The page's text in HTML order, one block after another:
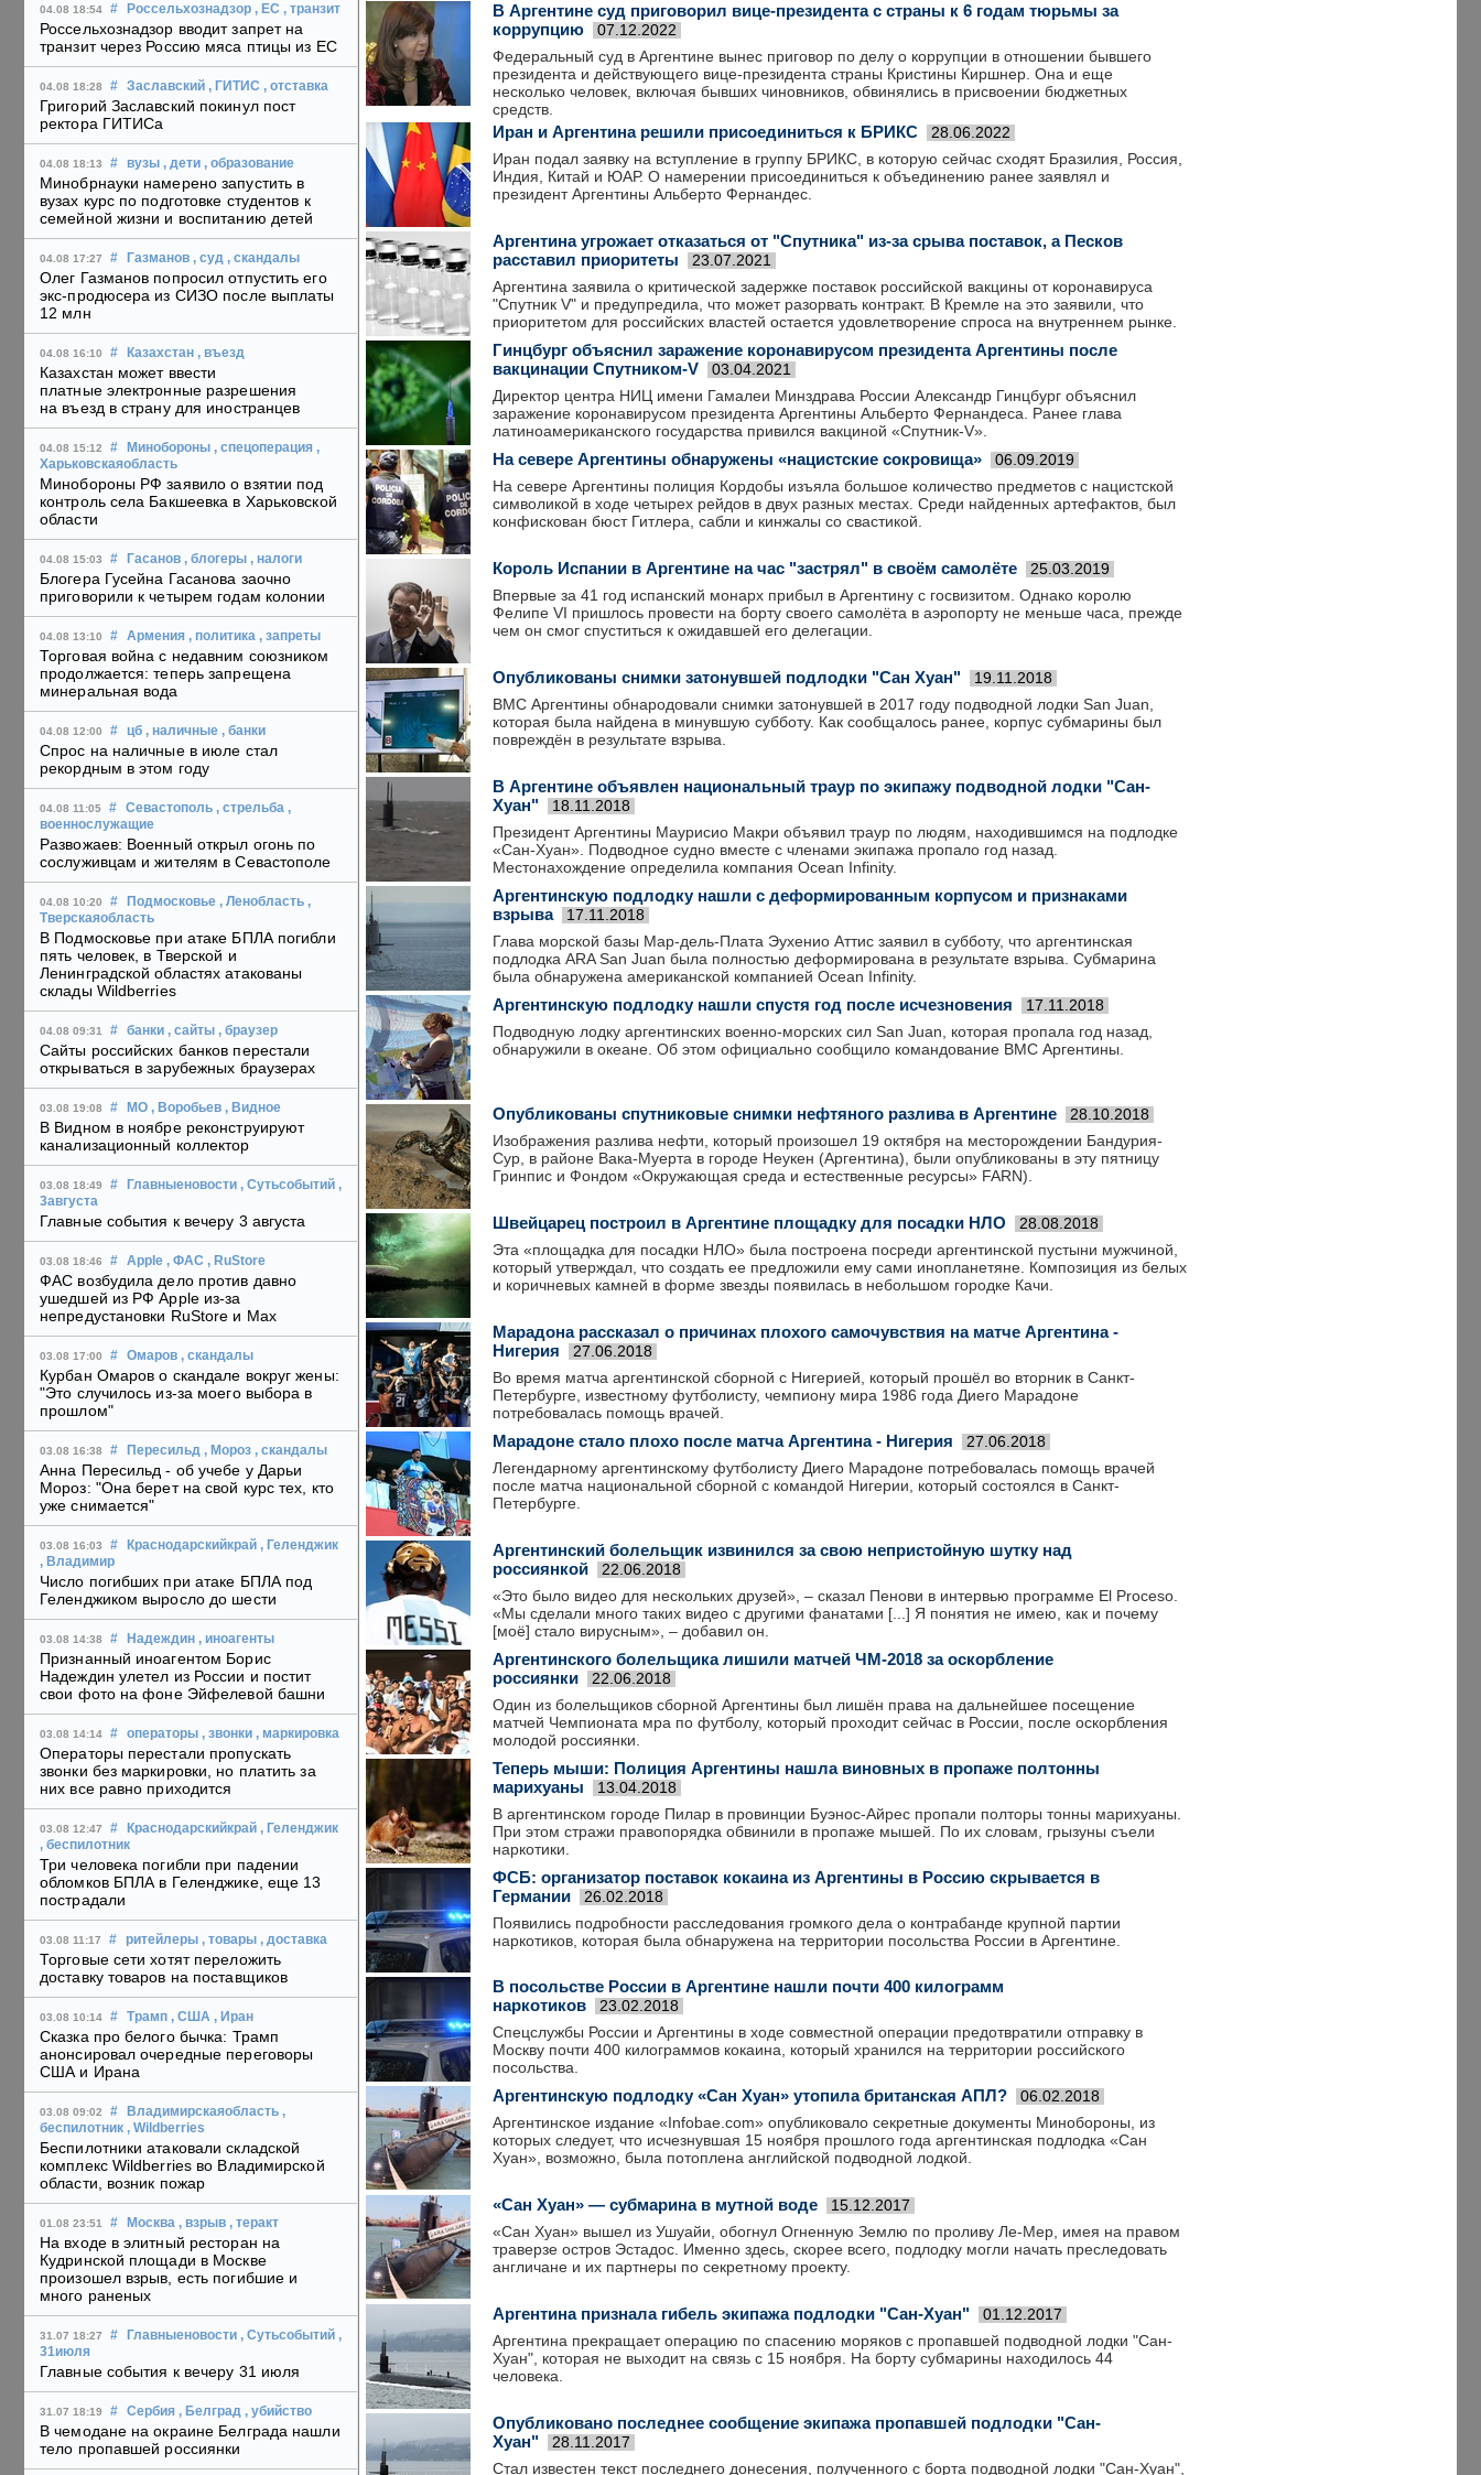
04.08 18:54 # Россельхознадзор , ЕС , транзит
Россельхознадзор вводит запрет на
транзит через Россию мяса птицы из ЕС
04.08 18:28 # Заславский , ГИТИС , отставка
Григорий Заславский покинул пост
ректора ГИТИСа
04.08 18:13 # вузы , дети , образование
Минобрнауки намерено запустить в
вузах курс по подготовке студентов к
семейной жизни и воспитанию детей
04.08 17:27 # Газманов , суд , скандалы
Олег Газманов попросил отпустить его
экс-продюсера из СИЗО после выплаты
12 млн
04.08 16:10 # Казахстан , въезд
Казахстан может ввести
платные электронные разрешения
на въезд в страну для иностранцев
04.08 15:12 # Минобороны , спецоперация ,
Харьковскаяобласть
Минобороны РФ заявило о взятии под
контроль села Бакшеевка в Харьковской
области
04.08 15:03 # Гасанов , блогеры , налоги
Блогера Гусейна Гасанова заочно
приговорили к четырем годам колонии
04.08 13:10 # Армения , политика , запреты
Торговая война с недавним союзником
продолжается: теперь запрещена
минеральная вода
04.08 12:00 # цб , наличные , банки
Спрос на наличные в июле стал
рекордным в этом году
04.08 11:05 # Севастополь , стрельба ,
военнослужащие
Развожаев: Военный открыл огонь по
сослуживцам и жителям в Севастополе
04.08 10:20 # Подмосковье , Ленобласть ,
Тверскаяобласть
В Подмосковье при атаке БПЛА погибли
пять человек, в Тверской и
Ленинградской областях атакованы
склады Wildberries
04.08 09:31 # банки , сайты , браузер
Сайты российских банков перестали
открываться в зарубежных браузерах
03.08 19:08 # МО , Воробьев , Видное
В Видном в ноябре реконструируют
канализационный коллектор
03.08 18:49 # Главныеновости , Сутьсобытий ,
3августа
Главные события к вечеру 3 августа
03.08 18:46 # Apple , ФАС , RuStore
ФАС возбудила дело против давно
ушедшей из РФ Apple из-за
непредустановки RuStore и Max
03.08 17:00 # Омаров , скандалы
Курбан Омаров о скандале вокруг жены:
"Это случилось из-за моего выбора в
прошлом"
03.08 16:38 # Пересильд , Мороз , скандалы
Анна Пересильд - об учебе у Дарьи
Мороз: "Она берет на свой курс тех, кто
уже снимается"
03.08 16:03 # Краснодарскийкрай , Геленджик
, Владимир
Число погибших при атаке БПЛА под
Геленджиком выросло до шести
03.08 14:38 # Надеждин , иноагенты
Признанный иноагентом Борис
Надеждин улетел из России и постит
свои фото на фоне Эйфелевой башни
03.08 14:14 # операторы , звонки , маркировка
Операторы перестали пропускать
звонки без маркировки, но платить за
них все равно приходится
03.08 12:47 # Краснодарскийкрай , Геленджик
, беспилотник
Три человека погибли при падении
обломков БПЛА в Геленджике, еще 13
пострадали
03.08 11:17 # ритейлеры , товары , доставка
Торговые сети хотят переложить
доставку товаров на поставщиков
03.08 10:14 # Трамп , США , Иран
Сказка про белого бычка: Трамп
анонсировал очередные переговоры
США и Ирана
03.08 09:02 # Владимирскаяобласть ,
беспилотник , Wildberries
Беспилотники атаковали складской
комплекс Wildberries во Владимирской
области, возник пожар
01.08 23:51 # Москва , взрыв , теракт
На входе в элитный ресторан на
Кудринской площади в Москве
произошел взрыв, есть погибшие и
много раненых
31.07 18:27 # Главныеновости , Сутьсобытий ,
31июля
Главные события к вечеру 31 июля
31.07 18:19 # Сербия , Белград , убийство
В чемодане на окраине Белграда нашли
тело пропавшей россиянки
В Аргентине суд приговорил вице-президента с страны к 6 годам тюрьмы за
коррупцию
07.12.2022
Федеральный суд в Аргентине вынес приговор по делу о коррупции в отношении бывшего
президента и действующего вице-президента страны Кристины Киршнер. Она и еще
несколько человек, включая бывших чиновников, обвинялись в присвоении бюджетных
средств.
Иран и Аргентина решили присоединиться к БРИКС 28.06.2022
Иран подал заявку на вступление в группу БРИКС, в которую сейчас сходят Бразилия, Россия,
Индия, Китай и ЮАР. О намерении присоединиться к объединению ранее заявлял и
президент Аргентины Альберто Фернандес.
Аргентина угрожает отказаться от "Спутника" из-за срыва поставок, а Песков
расставил приоритеты
23.07.2021
Аргентина заявила о критической задержке поставок российской вакцины от коронавируса
"Спутник V" и предупредила, что может разорвать контракт. В Кремле на это заявили, что
приоритетом для российских властей остается удовлетворение спроса на внутреннем рынке.
Гинцбург объяснил заражение коронавирусом президента Аргентины после
вакцинации Спутником-V
03.04.2021
Директор центра НИЦ имени Гамалеи Минздрава России Александр Гинцбург объяснил
заражение коронавирусом президента Аргентины Альберто Фернандеса. Ранее глава
латиноамериканского государства привился вакциной «Спутник-V».
На севере Аргентины обнаружены «нацистские сокровища» 06.09.2019
На севере Аргентины полиция Кордобы изъяла большое количество предметов с нацистской
символикой в ходе четырех рейдов в двух разных местах. Среди найденных артефактов, был
конфискован бюст Гитлера, сабли и кинжалы со свастикой.
Король Испании в Аргентине на час "застрял" в своём самолёте 25.03.2019
Впервые за 41 год испанский монарх прибыл в Аргентину с госвизитом. Однако королю
Фелипе VI пришлось провести на борту своего самолёта в аэропорту не меньше часа, прежде
чем он смог спуститься к ожидавшей его делегации.
Опубликованы снимки затонувшей подлодки "Сан Хуан" 19.11.2018
ВМС Аргентины обнародовали снимки затонувшей в 2017 году подводной лодки San Juan,
которая была найдена в минувшую субботу. Как сообщалось ранее, корпус субмарины был
повреждён в результате взрыва.
В Аргентине объявлен национальный траур по экипажу подводной лодки "Сан-
Хуан"
18.11.2018
Президент Аргентины Маурисио Макри объявил траур по людям, находившимся на подлодке
«Сан-Хуан». Подводное судно вместе с членами экипажа пропало год назад.
Местонахождение определила компания Ocean Infinity.
Аргентинскую подлодку нашли с деформированным корпусом и признаками
взрыва
17.11.2018
Глава морской базы Мар-дель-Плата Эухенио Аттис заявил в субботу, что аргентинская
подлодка ARA San Juan была полностью деформирована в результате взрыва. Субмарина
была обнаружена американской компанией Ocean Infinity.
Аргентинскую подлодку нашли спустя год после исчезновения 17.11.2018
Подводную лодку аргентинских военно-морских сил San Juan, которая пропала год назад,
обнаружили в океане. Об этом официально сообщило командование ВМС Аргентины.
Опубликованы спутниковые снимки нефтяного разлива в Аргентине 28.10.2018
Изображения разлива нефти, который произошел 19 октября на месторождении Бандурия-
Сур, в районе Вака-Муерта в городе Неукен (Аргентина), были опубликованы в эту пятницу
Гринпис и Фондом «Окружающая среда и естественные ресурсы» FARN).
Швейцарец построил в Аргентине площадку для посадки НЛО 28.08.2018
Эта «площадка для посадки НЛО» была построена посреди аргентинской пустыни мужчиной,
который утверждал, что создать ее предложили ему сами инопланетяне. Композиция из белых
и коричневых камней в форме звезды появилась в небольшом городке Качи.
Марадона рассказал о причинах плохого самочувствия на матче Аргентина -
Нигерия
27.06.2018
Во время матча аргентинской сборной с Нигерией, который прошёл во вторник в Санкт-
Петербурге, известному футболисту, чемпиону мира 1986 года Диего Марадоне
потребовалась помощь врачей.
Марадоне стало плохо после матча Аргентина - Нигерия 27.06.2018
Легендарному аргентинскому футболисту Диего Марадоне потребовалась помощь врачей
после матча национальной сборной с командой Нигерии, который состоялся в Санкт-
Петербурге.
Аргентинский болельщик извинился за свою непристойную шутку над
россиянкой
22.06.2018
«Это было видео для нескольких друзей», ‒ сказал Пенови в интервью программе El Proceso.
«Мы сделали много таких видео с другими фанатами [...] Я понятия не имею, как и почему
[моё] стало вирусным», ‒ добавил он.
Аргентинского болельщика лишили матчей ЧМ-2018 за оскорбление
россиянки
22.06.2018
Один из болельщиков сборной Аргентины был лишён права на дальнейшее посещение
матчей Чемпионата мра по футболу, который проходит сейчас в России, после оскорбления
молодой россиянки.
Теперь мыши: Полиция Аргентины нашла виновных в пропаже полтонны
марихуаны
13.04.2018
В аргентинском городе Пилар в провинции Буэнос-Айрес пропали полторы тонны марихуаны.
При этом стражи правопорядка обвинили в пропаже мышей. По их словам, грызуны съели
наркотики.
ФСБ: организатор поставок кокаина из Аргентины в Россию скрывается в
Германии
26.02.2018
Появились подробности расследования громкого дела о контрабанде крупной партии
наркотиков, которая была обнаружена на территории посольства России в Аргентине.
В посольстве России в Аргентине нашли почти 400 килограмм
наркотиков
23.02.2018
Спецслужбы России и Аргентины в ходе совместной операции предотвратили отправку в
Москву почти 400 килограммов кокаина, который хранился на территории российского
посольства.
Аргентинскую подлодку «Сан Хуан» утопила британская АПЛ? 06.02.2018
Аргентинское издание «Infobae.com» опубликовало секретные документы Минобороны, из
которых следует, что исчезнувшая 15 ноября прошлого года аргентинская подлодка «Сан
Хуан», возможно, была потоплена английской подводной лодкой.
«Сан Хуан» — субмарина в мутной воде 15.12.2017
«Сан Хуан» вышел из Ушуайи, обогнул Огненную Землю по проливу Ле-Мер, имея на правом
траверзе остров Эстадос. Именно здесь, скорее всего, подлодку могли начать преследовать
англичане и их партнеры по секретному проекту.
Аргентина признала гибель экипажа подлодки "Сан-Хуан" 01.12.2017
Аргентина прекращает операцию по спасению моряков с пропавшей подводной лодки "Сан-
Хуан", которая не выходит на связь с 15 ноября. На борту субмарины находилось 44
человека.
Опубликовано последнее сообщение экипажа пропавшей подлодки "Сан-
Хуан"
28.11.2017
Стал известен текст последнего донесения, полученного с борта подводной лодки "Сан-Хуан",